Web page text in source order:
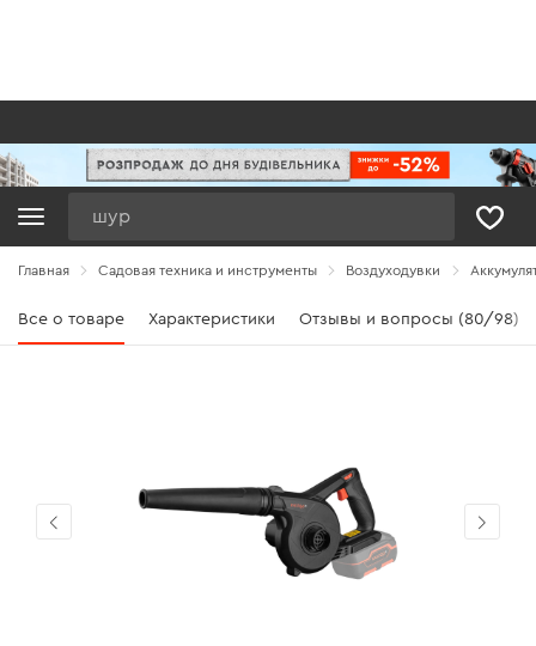
Главная Садовая техника и инструменты Воздуходувки
Все о товаре Характеристики Отзывы и вопросы (80/98)